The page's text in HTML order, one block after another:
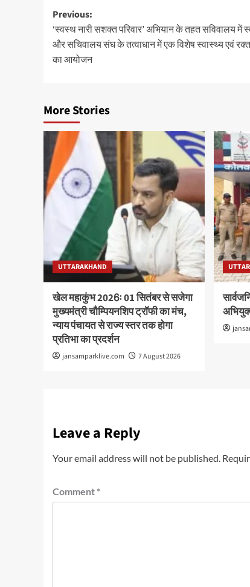
Post
navigation
Previous:
‘स्वस्थ नारी सशक्त परिवार’ अभियान के तहत सविवालय में
और सचिवालय संघ के तत्वाधान में एक विशेष स्वास्थ्य एवं
का आयोजन
More Stories
UTTARAKHAND
खेल महाकुंभ 2026ः 01 सितंबर से सजेगा
मुख्यमंत्री चौम्पियनशिप ट्रॉफी का मंच,
न्याय पंचायत से राज्य स्तर तक होगा
प्रतिभा का प्रदर्शन
jansamparklive.com 7 August 2026
Leave a Reply
Your email address will not be published.
Comment *